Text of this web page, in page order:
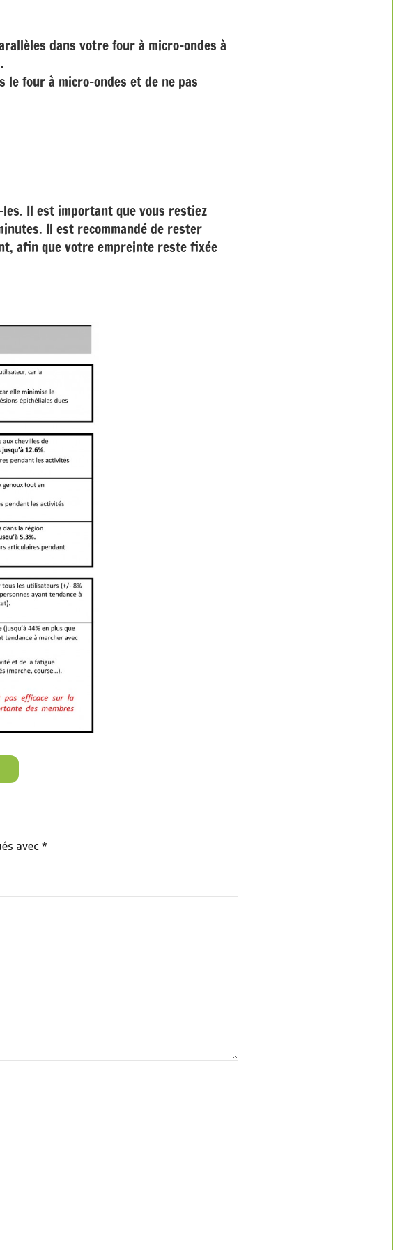
dans votre four à micro-ondes à
four à micro-ondes et de ne pas
Il est important que vous restiez
Il est recommandé de rester
afin que votre empreinte reste fixée
avec *